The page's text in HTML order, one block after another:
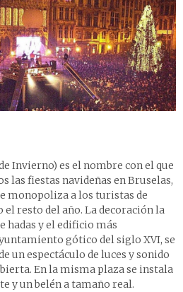
Invierno) es el nombre con el que
las fiestas navideñas en Bruselas,
monopoliza a los turistas de
el resto del año. La decoración la
hadas y el edificio más
gótico del siglo XVI, se
un espectáculo de luces y sonido
En la misma plaza se instala
y un belén a tamaño real.